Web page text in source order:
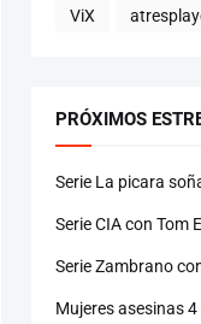
ViX
PRÓXIMOS
Serie La picara
Serie CIA con Tom
Serie Zambrano
Mujeres asesinas 4